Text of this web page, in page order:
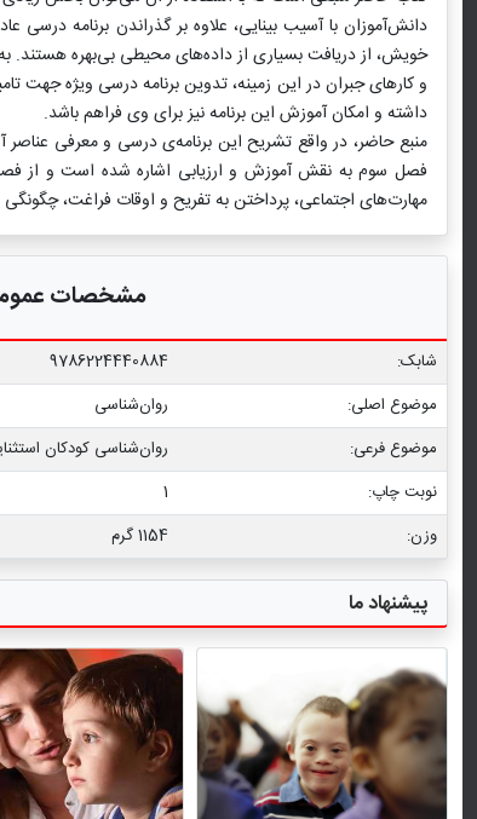
دانش‌آموزان با آسیب بینایی، علاوه بر گذراندن برنامه
خویش، از دریافت بسیاری از داده‌های محیطی بی‌بهره هستند.
و کارهای جبران در این زمینه، تدوین برنامه درسی ویژه جهت
داشته و امکان آموزش این برنامه نیز برای وی فراهم باشد.
منبع حاضر، در واقع تشریح این برنامه‌ی درسی و معرفی
فصل سوم به نقش آموزش و ارزیابی اشاره شده است و از فصل
مهارت‌های اجتماعی، پرداختن به تفریح و اوقات فراغت،
مشخصات
شابک:
9786224440884
موضوع اصلی:
روان‌شناسی
موضوع فرعی:
روان‏‌شناسی کودکان
نوبت چاپ:
1
وزن:
1154 گرم
پیشنهاد ما